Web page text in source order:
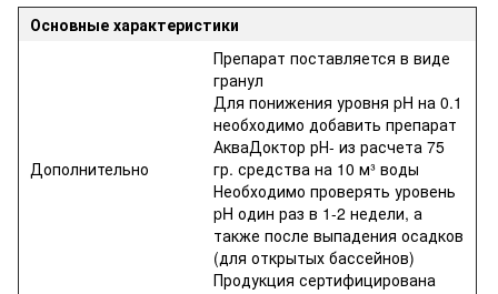
Основные характеристики
Дополнительно
Препарат поставляется в виде
гранул
Для понижения уровня pH на 0.1
необходимо добавить препарат
АкваДоктор рН- из расчета 75
гр. средства на 10 м³ воды
Необходимо проверять уровень
pH один раз в 1-2 недели, а
также после выпадения осадков
(для открытых бассейнов)
Продукция сертифицирована